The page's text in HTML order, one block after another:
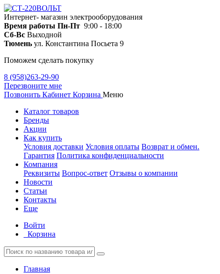
Интернет- магазин электрооборудования
Время работы Пн-Пт 9:00 - 18:00
Сб-Вс Выходной
Тюмень ул. Константина Посьета 9
Поможем сделать покупку
8 (958)263-29-90
Перезвоните мне
Позвонить Кабинет Корзина Меню
Каталог товаров
Бренды
Акции
Как купить
Условия доставки Условия оплаты Возврат и обмен.
Гарантия Политика конфиденциальности
Компания
Реквизиты Вопрос-ответ Отзывы о компании
Новости
Статьи
Контакты
Еще
Войти
Корзина
Главная